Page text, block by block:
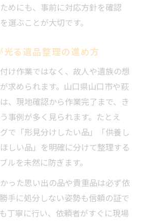
めにも、事前に対応方針を確認
選ぶことが大切です。
る遺品整理の進め方
け作業ではなく、故人や遺族の想
求められます。山口県山口市や萩
、現地確認から作業完了まで、き
事例が多く見られます。たとえ
で「形見分けしたい品」「供養し
しい品」を明確に分けて整理する
ルを未然に防ぎます。
った思い出の品や貴重品は必ず依
手に処分しない姿勢も信頼の証で
丁寧に行い、依頼者がすぐに現場